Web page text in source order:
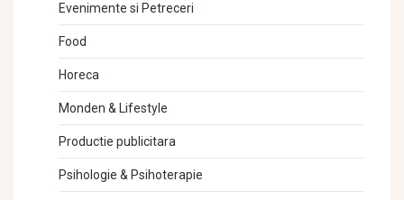
Evenimente si Petreceri
Food
Horeca
Monden & Lifestyle
Productie publicitara
Psihologie & Psihoterapie